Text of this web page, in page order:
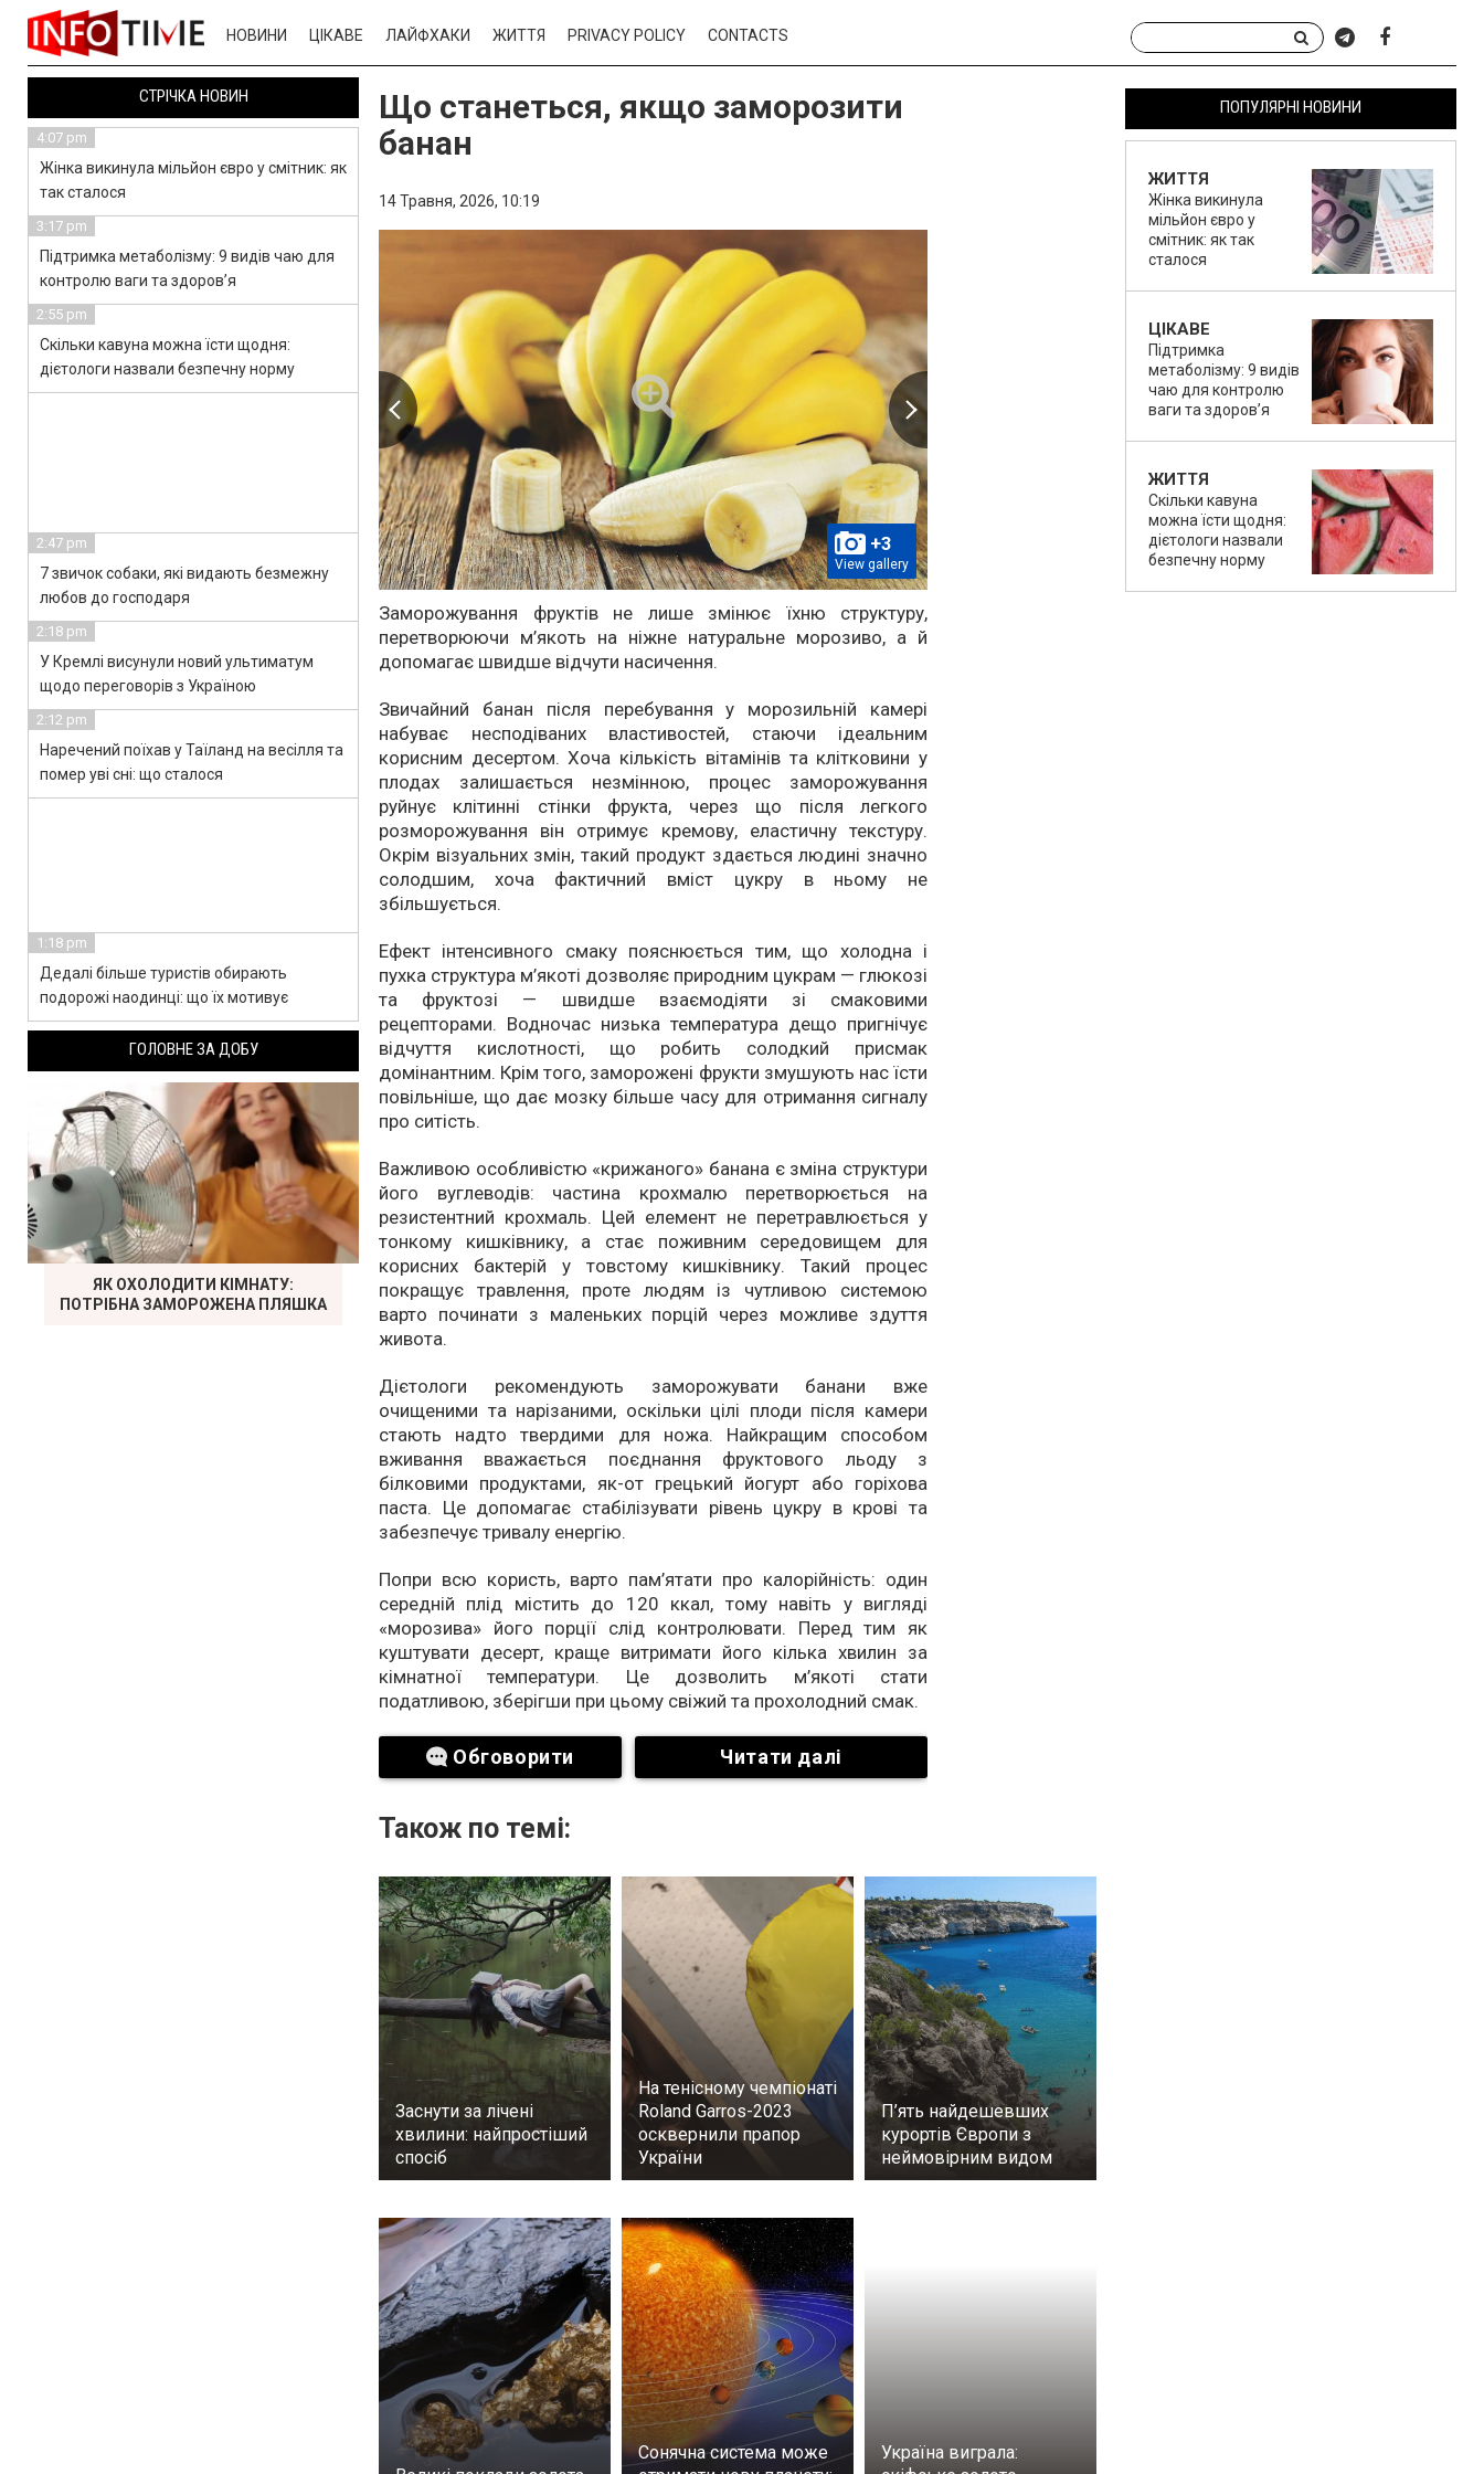
НОВИНИ ЦІКАВЕ ЛАЙФХАКИ ЖИТТЯ PRIVACY POLICY CONTACTS
Що станеться, якщо заморозити
банан
14 Травня, 2026, 10:19
+3
View gallery
Заморожування фруктів не лише змінює їхню структуру,
перетворюючи м’якоть на ніжне натуральне морозиво, а й
допомагає швидше відчути насичення.
Звичайний банан після перебування у морозильній камері
набуває несподіваних властивостей, стаючи ідеальним
корисним десертом. Хоча кількість вітамінів та клітковини у
плодах залишається незмінною, процес заморожування
руйнує клітинні стінки фрукта, через що після легкого
розморожування він отримує кремову, еластичну текстуру.
Окрім візуальних змін, такий продукт здається людині значно
солодшим, хоча фактичний вміст цукру в ньому не
збільшується.
Ефект інтенсивного смаку пояснюється тим, що холодна і
пухка структура м’якоті дозволяє природним цукрам — глюкозі
та фруктозі — швидше взаємодіяти зі смаковими
рецепторами. Водночас низька температура дещо пригнічує
відчуття кислотності, що робить солодкий присмак
домінантним. Крім того, заморожені фрукти змушують нас їсти
повільніше, що дає мозку більше часу для отримання сигналу
про ситість.
Важливою особливістю «крижаного» банана є зміна структури
його вуглеводів: частина крохмалю перетворюється на
резистентний крохмаль. Цей елемент не перетравлюється у
тонкому кишківнику, а стає поживним середовищем для
корисних бактерій у товстому кишківнику. Такий процес
покращує травлення, проте людям із чутливою системою
варто починати з маленьких порцій через можливе здуття
живота.
Дієтологи рекомендують заморожувати банани вже
очищеними та нарізаними, оскільки цілі плоди після камери
стають надто твердими для ножа. Найкращим способом
вживання вважається поєднання фруктового льоду з
білковими продуктами, як-от грецький йогурт або горіхова
паста. Це допомагає стабілізувати рівень цукру в крові та
забезпечує тривалу енергію.
Попри всю користь, варто пам’ятати про калорійність: один
середній плід містить до 120 ккал, тому навіть у вигляді
«морозива» його порції слід контролювати. Перед тим як
куштувати десерт, краще витримати його кілька хвилин за
кімнатної температури. Це дозволить м’якоті стати
податливою, зберігши при цьому свіжий та прохолодний смак.
Обговорити Читати далі
Також по темі:
Заснути за лічені
хвилини: найпростіший
спосіб
На тенісному чемпіонаті
Roland Garros-2023
осквернили прапор
України
П’ять найдешевших
курортів Європи з
неймовірним видом
Сонячна система може
Україна виграла:
ПОПУЛЯРНІ НОВИНИ
ЖИТТЯ
Жінка викинула
мільйон євро у
смітник: як так
сталося
ЦІКАВЕ
Підтримка
метаболізму: 9 видів
чаю для контролю
ваги та здоров’я
ЖИТТЯ
Скільки кавуна
можна їсти щодня:
дієтологи назвали
безпечну норму
СТРІЧКА НОВИН
4:07 pm
Жінка викинула мільйон євро у смітник: як
так сталося
3:17 pm
Підтримка метаболізму: 9 видів чаю для
контролю ваги та здоров’я
2:55 pm
Скільки кавуна можна їсти щодня:
дієтологи назвали безпечну норму
2:47 pm
7 звичок собаки, які видають безмежну
любов до господаря
2:18 pm
У Кремлі висунули новий ультиматум
щодо переговорів з Україною
2:12 pm
Наречений поїхав у Таїланд на весілля та
помер уві сні: що сталося
1:18 pm
Дедалі більше туристів обирають
подорожі наодинці: що їх мотивує
ГОЛОВНЕ ЗА ДОБУ
ЯК ОХОЛОДИТИ КІМНАТУ:
ПОТРІБНА ЗАМОРОЖЕНА ПЛЯШКА